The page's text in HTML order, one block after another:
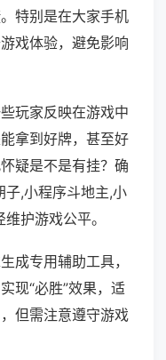
特别是在大家手机
戏体验，避免影响
玩家反映在游戏中
拿到好牌，甚至好
疑是不是有挂？确
子,小程序斗地主,小
护游戏公平。
成专用辅助工具，
现“必胜”效果，适
但需注意遵守游戏